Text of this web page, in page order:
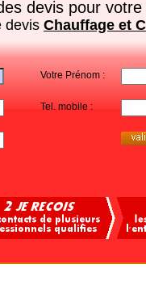
devis pour votre
devis Chauffage et
Votre Prénom :
Tel. mobile :